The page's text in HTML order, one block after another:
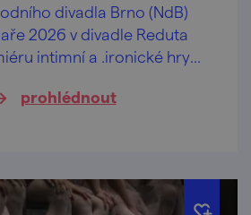
divadla Brno (NdB)
2026 v divadle Reduta
intimní a .ironické hry
prohlédnout